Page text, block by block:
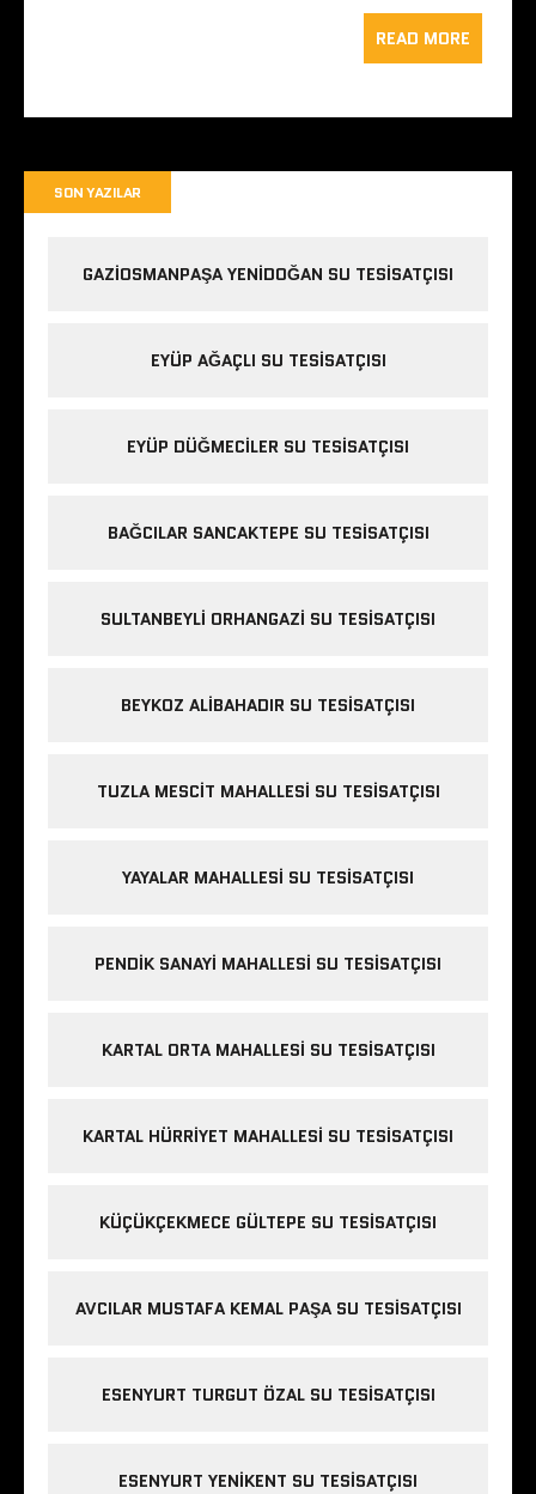
READ MORE
SON YAZILAR
GAZIOSMANPAŞA YENIDOĞAN SU TESISATÇISI
EYÜP AĞAÇLI SU TESISATÇISI
EYÜP DÜĞMECILER SU TESISATÇISI
BAĞCILAR SANCAKTEPE SU TESISATÇISI
SULTANBEYLI ORHANGAZI SU TESISATÇISI
BEYKOZ ALIBAHADIR SU TESISATÇISI
TUZLA MESCIT MAHALLESI SU TESISATÇISI
YAYALAR MAHALLESI SU TESISATÇISI
PENDIK SANAYI MAHALLESI SU TESISATÇISI
KARTAL ORTA MAHALLESI SU TESISATÇISI
KARTAL HÜRRIYET MAHALLESI SU TESISATÇISI
KÜÇÜKÇEKMECE GÜLTEPE SU TESISATÇISI
AVCILAR MUSTAFA KEMAL PAŞA SU TESISATÇISI
ESENYURT TURGUT ÖZAL SU TESISATÇISI
ESENYURT YENIKENT SU TESISATÇISI